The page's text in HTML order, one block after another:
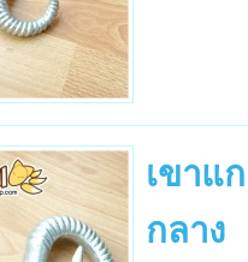
เขาแ
กลาง